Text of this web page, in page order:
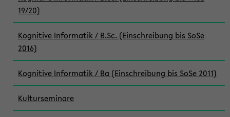
19/20)
Kognitive Informatik / B.Sc. (Einschreibung bis SoSe
2016)
Kognitive Informatik / Ba (Einschreibung bis SoSe 2011)
Kulturseminare